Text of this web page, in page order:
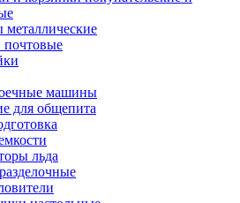
машины
для общепита
льда